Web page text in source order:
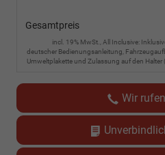
Gesamtpreis
incl. 19% MwSt., All Inclusive:
deutscher Bedienungsanleitung,
Umweltplakette und Zulassung auf den Halter
Wir